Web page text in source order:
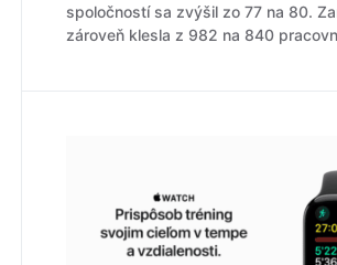
spoločností sa zvýšil zo 77 na 80.
zároveň klesla z 982 na 840